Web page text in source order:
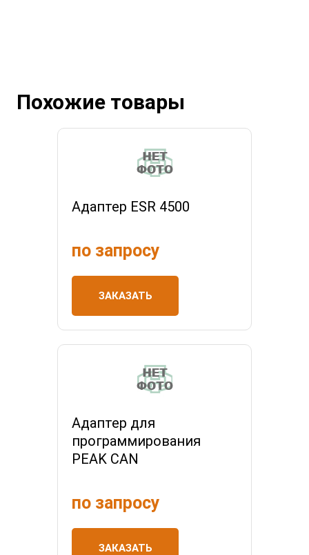
Похожие товары
Адаптер ESR 4500
по запросу
ЗАКАЗАТЬ
Адаптер для
программирования
PEAK CAN
по запросу
ЗАКАЗАТЬ